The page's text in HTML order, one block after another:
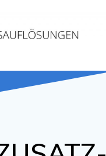
springen